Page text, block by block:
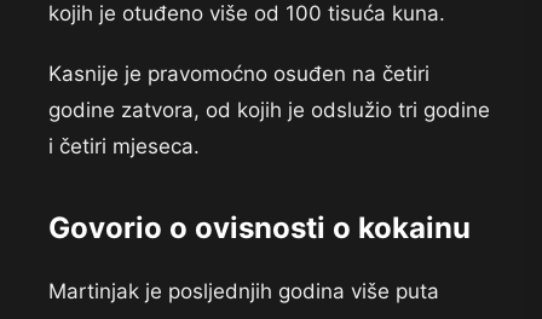
kojih je otuđeno više od 100 tisuća kuna.
Kasnije je pravomoćno osuđen na četiri
godine zatvora, od kojih je odslužio tri godine
i četiri mjeseca.
Govorio o ovisnosti o kokainu
Martinjak je posljednjih godina više puta